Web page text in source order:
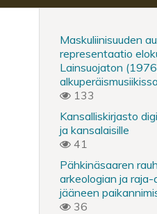
Maskuliinisuuden
representaatio
Lainsuojaton
alkuperäismusiikissa
133
Kansalliskirjasto
ja kansalaisille
41
Pähkinäsaaren
arkeologian ja raja-
jääneen
36